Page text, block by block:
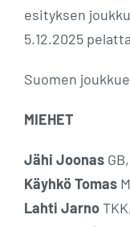
esityksen
5.12.2025
Suomen
MIEHET
Jähi Joonas
Käyhkö Tomas
Lahti Jarno